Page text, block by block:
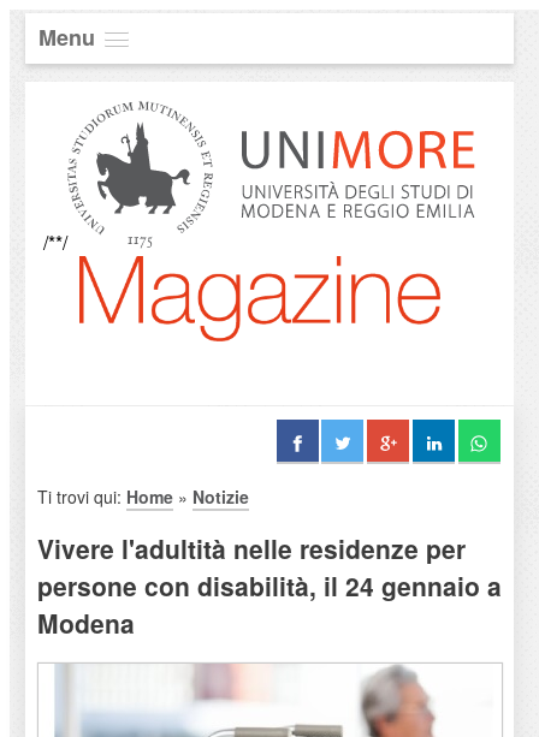
Menu
/**/
Ti trovi qui: Home» Notizie
Vivere l'adultità nelle residenze per
persone con disabilità, il 24 gennaio a
Modena